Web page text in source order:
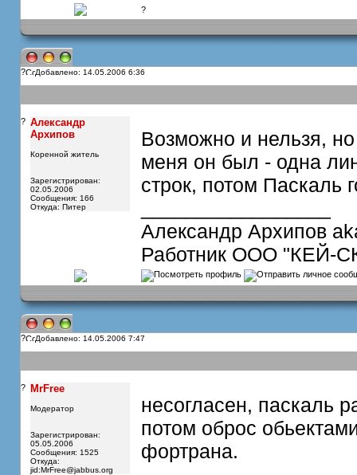
?
? Добавлено: 14.05.2006 6:36
? Александр
Архипов
Коренной житель
Зарегистрирован:
02.05.2006
Сообщения: 166
Откуда: Питер
Возможно и нельзя,
меня он был - одна
строк, потом Паскаль
Александр Архипов
Работник ООО "КЕЙ-
? Добавлено: 14.05.2006 7:47
? MrFree
Модератор
Зарегистрирован:
05.05.2006
Сообщения: 1525
Откуда:
jid:MrFree@jabbus.org
несогласен, паскаль
потом оброс
фортрана.